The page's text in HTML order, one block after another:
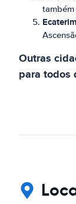
Outras
para todos